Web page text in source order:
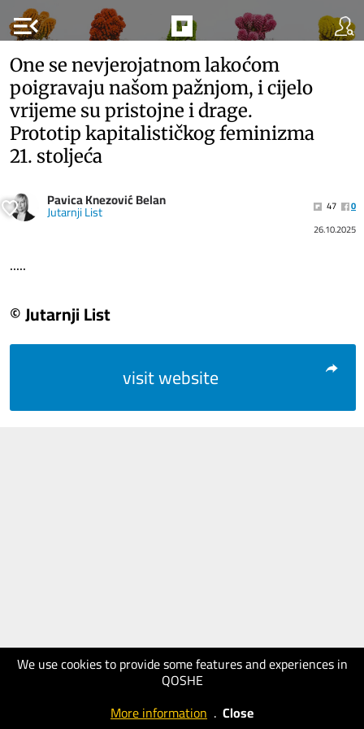
menu_open
We use cookies to provide some features and experiences in
QOSHE
More information . Close
One se nevjerojatnom lakoćom
poigravaju našom pažnjom, i cijelo
vrijeme su pristojne i drage.
Prototip kapitalističkog feminizma
21. stoljeća
Pavica Knezović Belan
Jutarnji List 47
0
26.10.2025
.....
© Jutarnji List
visit website